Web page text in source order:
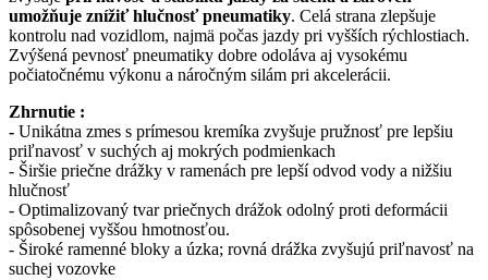
umožňuje znížiť hlučnosť pneumatiky. Celá strana zlepšuje
kontrolu nad vozidlom, najmä počas jazdy pri vyšších rýchlostiach.
Zvýšená pevnosť pneumatiky dobre odoláva aj vysokému
počiatočnému výkonu a náročným silám pri akcelerácii.
Zhrnutie :
- Unikátna zmes s prímesou kremíka zvyšuje pružnosť pre lepšiu
priľnavosť v suchých aj mokrých podmienkach
- Širšie priečne drážky v ramenách pre lepší odvod vody a nižšiu
hlučnosť
- Optimalizovaný tvar priečnych drážok odolný proti deformácii
spôsobenej vyššou hmotnosťou.
- Široké ramenné bloky a úzka; rovná drážka zvyšujú priľnavosť na
suchej vozovke